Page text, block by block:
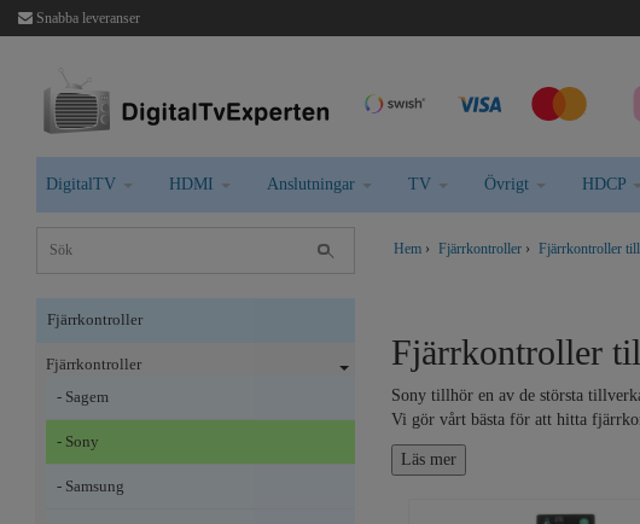
Snabba leveranser
DigitalTV HDMI Anslutningar TV Övrigt HDCP
Fjärrkontroller
Fjärrkontroller
- Sagem
- Sony
- Samsung
Hem › Fjärrkontroller › Fjärrkontroller
Fjärrkontroller
Sony tillhör en av de största
Vi gör vårt bästa för att hitta